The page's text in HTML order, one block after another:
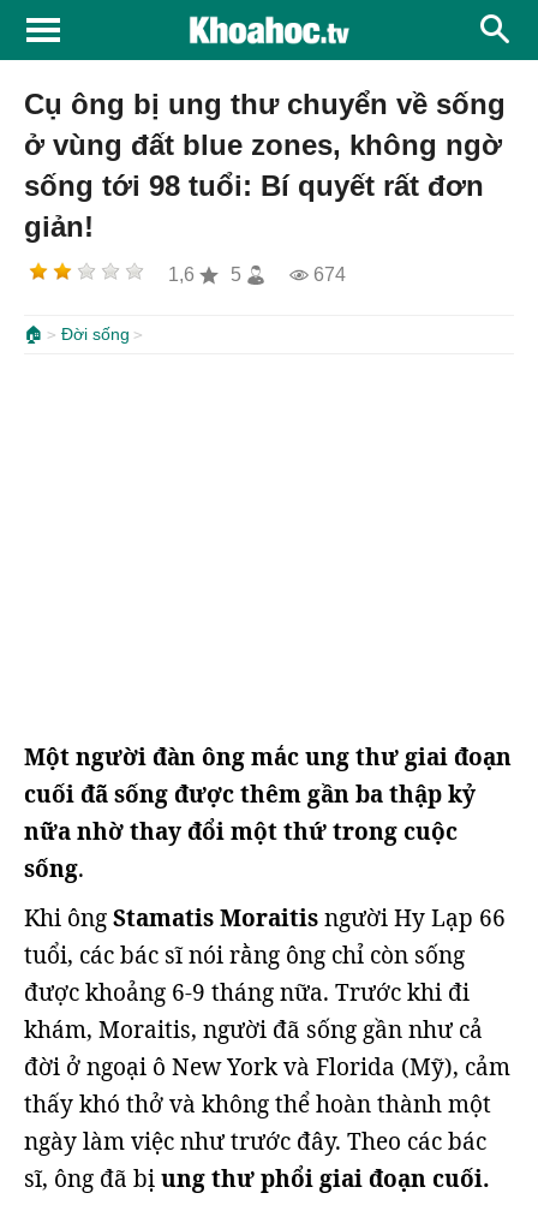
Cụ ông bị ung thư chuyển về sống
ở vùng đất blue zones, không ngờ
sống tới 98 tuổi: Bí quyết rất đơn
giản!
1,6 5 674
🏠 Đời sống
Một người đàn ông mắc ung thư giai đoạn
cuối đã sống được thêm gần ba thập kỷ
nữa nhờ thay đổi một thứ trong cuộc
sống.
Khi ôngStamatis Moraitisngười Hy Lạp 66
tuổi, các bác sĩ nói rằng ông chỉ còn sống
được khoảng 6-9 tháng nữa. Trước khi đi
khám, Moraitis, người đã sống gần như cả
đời ở ngoại ô New York và Florida (Mỹ), cảm
thấy khó thở và không thể hoàn thành một
ngày làm việc như trước đây. Theo các bác
sĩ, ông đã bịung thư phổi giai đoạn cuối.